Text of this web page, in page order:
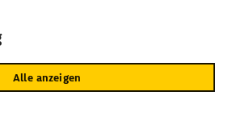
Alle anzeigen